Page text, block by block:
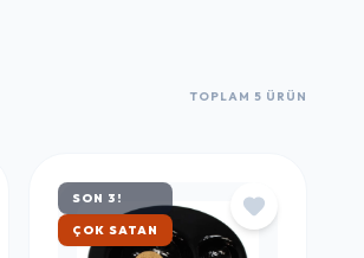
TOPLAM 5 ÜRÜN
SON 3!
ÇOK SATAN